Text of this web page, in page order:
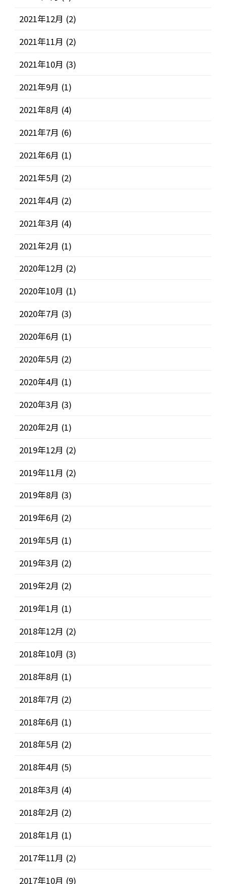
2021年12月 (2)
2021年11月 (2)
2021年10月 (3)
2021年9月 (1)
2021年8月 (4)
2021年7月 (6)
2021年6月 (1)
2021年5月 (2)
2021年4月 (2)
2021年3月 (4)
2021年2月 (1)
2020年12月 (2)
2020年10月 (1)
2020年7月 (3)
2020年6月 (1)
2020年5月 (2)
2020年4月 (1)
2020年3月 (3)
2020年2月 (1)
2019年12月 (2)
2019年11月 (2)
2019年8月 (3)
2019年6月 (2)
2019年5月 (1)
2019年3月 (2)
2019年2月 (2)
2019年1月 (1)
2018年12月 (2)
2018年10月 (3)
2018年8月 (1)
2018年7月 (2)
2018年6月 (1)
2018年5月 (2)
2018年4月 (5)
2018年3月 (4)
2018年2月 (2)
2018年1月 (1)
2017年11月 (2)
2017年10月 (9)